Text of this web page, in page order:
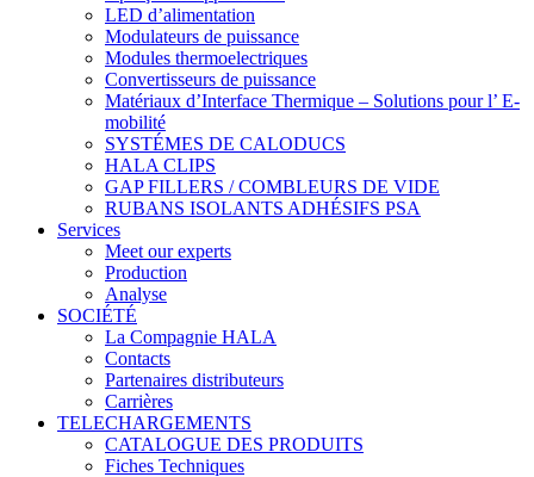
LED d’alimentation
Modulateurs de puissance
Modules thermoelectriques
Convertisseurs de puissance
Matériaux d’Interface Thermique – Solutions pour l’ E-
mobilité
SYSTÉMES DE CALODUCS
HALA CLIPS
GAP FILLERS / COMBLEURS DE VIDE
RUBANS ISOLANTS ADHÉSIFS PSA
Services
Meet our experts
Production
Analyse
SOCIÉTÉ
La Compagnie HALA
Contacts
Partenaires distributeurs
Carrières
TELECHARGEMENTS
CATALOGUE DES PRODUITS
Fiches Techniques